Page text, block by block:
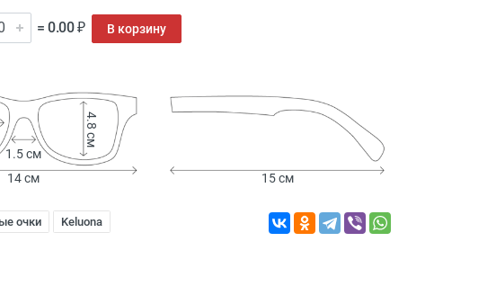
= 0.00 ₽ В корзину
1.5 см
4.8 см
14 см 15 см
очки Keluona